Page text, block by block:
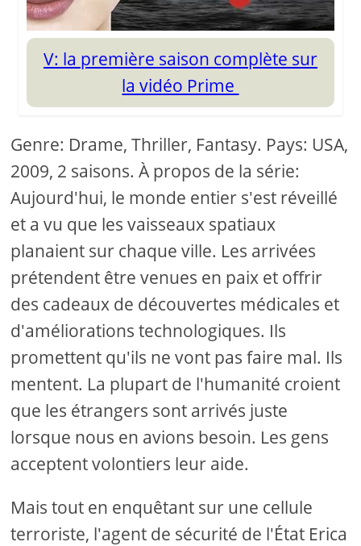
V: la première saison complète sur
la vidéo Prime
Genre: Drame, Thriller, Fantasy. Pays: USA,
2009, 2 saisons. À propos de la série:
Aujourd'hui, le monde entier s'est réveillé
et a vu que les vaisseaux spatiaux
planaient sur chaque ville. Les arrivées
prétendent être venues en paix et offrir
des cadeaux de découvertes médicales et
d'améliorations technologiques. Ils
promettent qu'ils ne vont pas faire mal. Ils
mentent. La plupart de l'humanité croient
que les étrangers sont arrivés juste
lorsque nous en avions besoin. Les gens
acceptent volontiers leur aide.
Mais tout en enquêtant sur une cellule
terroriste, l'agent de sécurité de l'État Erica